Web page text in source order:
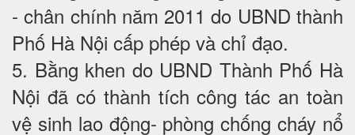
- chân chính năm 2011 do UBND thành
Phố Hà Nội cấp phép và chỉ đạo.
5. Bằng khen do UBND Thành Phố Hà
Nội đã có thành tích công tác an toàn
vệ sinh lao động- phòng chống cháy nổ